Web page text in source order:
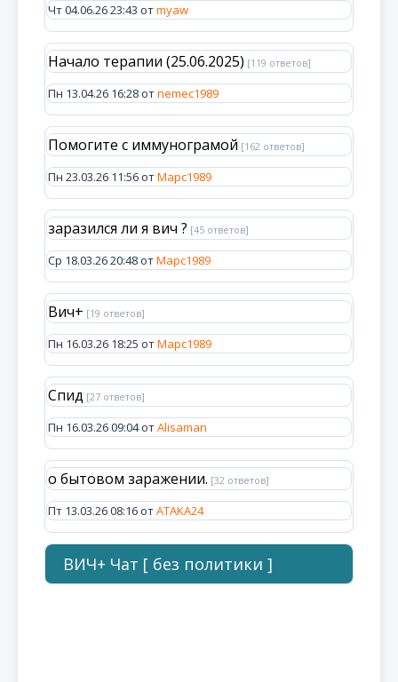
Чт 04.06.26 23:43 отmyaw
Начало терапии (25.06.2025) [119 ответов]
Пн 13.04.26 16:28 отnemec1989
Помогите с иммунограмой [162 ответов]
Пн 23.03.26 11:56 отМарс1989
заразился ли я вич ? [45 ответов]
Ср 18.03.26 20:48 отМарс1989
Вич+ [19 ответов]
Пн 16.03.26 18:25 отМарс1989
Спид [27 ответов]
Пн 16.03.26 09:04 отAlisaman
о бытовом заражении. [32 ответов]
Пт 13.03.26 08:16 отATAKA24
ВИЧ+ Чат [ без политики ]